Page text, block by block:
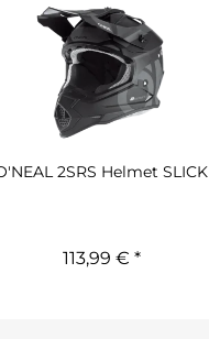
2SRS Helmet SLICK
113,99 € *